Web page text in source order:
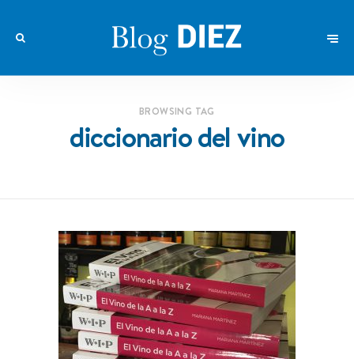
BROWSING TAG
diccionario del vino